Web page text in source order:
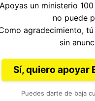
5, Capítulo 30,
Moisés.
Apoyas un ministerio
no puede
agradecimiento,
sin
Sí, quiero apoyar
Puedes darte de baja